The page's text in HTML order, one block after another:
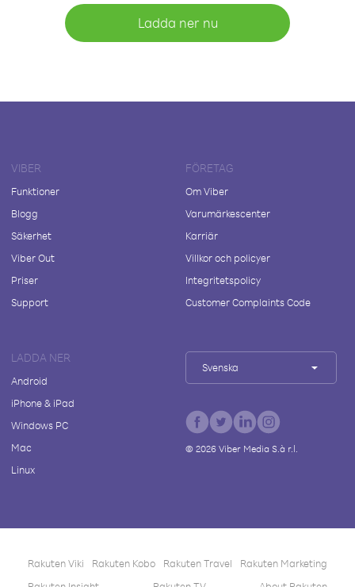
Ladda ner nu
VIBER
Funktioner
Blogg
Säkerhet
Viber Out
Priser
Support
FÖRETAG
Om Viber
Varumärkescenter
Karriär
Villkor och policyer
Integritetspolicy
Customer Complaints Code
LADDA NER
Android
iPhone & iPad
Windows PC
Mac
Linux
Svenska
© 2026Viber Media S.à r.l.
Rakuten Viki Rakuten Kobo Rakuten Travel
Rakuten Marketing